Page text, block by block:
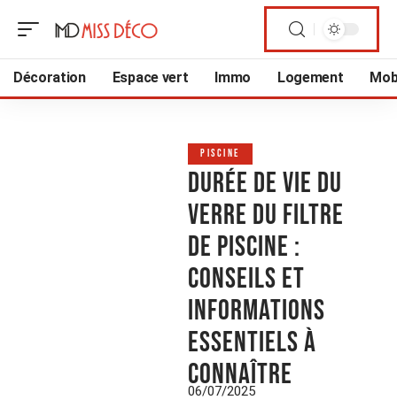
Décoration Espace vert Immo Logement
PISCINE
Durée de vie du
verre du filtre
de piscine :
conseils et
informations
essentiels à
connaître
06/07/2025